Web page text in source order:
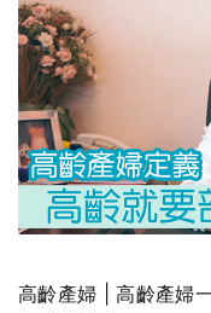
高齡產婦 | 高齡產婦